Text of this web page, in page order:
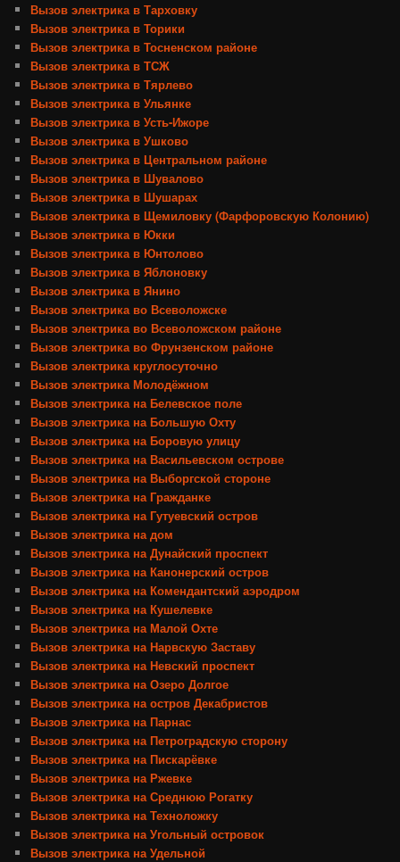
Вызов электрика в Тарховку
Вызов электрика в Торики
Вызов электрика в Тосненском районе
Вызов электрика в ТСЖ
Вызов электрика в Тярлево
Вызов электрика в Ульянке
Вызов электрика в Усть-Ижоре
Вызов электрика в Ушково
Вызов электрика в Центральном районе
Вызов электрика в Шувалово
Вызов электрика в Шушарах
Вызов электрика в Щемиловку (Фарфоровскую Колонию)
Вызов электрика в Юкки
Вызов электрика в Юнтолово
Вызов электрика в Яблоновку
Вызов электрика в Янино
Вызов электрика во Всеволожске
Вызов электрика во Всеволожском районе
Вызов электрика во Фрунзенском районе
Вызов электрика круглосуточно
Вызов электрика Молодёжном
Вызов электрика на Белевское поле
Вызов электрика на Большую Охту
Вызов электрика на Боровую улицу
Вызов электрика на Васильевском острове
Вызов электрика на Выборгской стороне
Вызов электрика на Гражданке
Вызов электрика на Гутуевский остров
Вызов электрика на дом
Вызов электрика на Дунайский проспект
Вызов электрика на Канонерский остров
Вызов электрика на Комендантский аэродром
Вызов электрика на Кушелевке
Вызов электрика на Малой Охте
Вызов электрика на Нарвскую Заставу
Вызов электрика на Невский проспект
Вызов электрика на Озеро Долгое
Вызов электрика на остров Декабристов
Вызов электрика на Парнас
Вызов электрика на Петроградскую сторону
Вызов электрика на Пискарёвке
Вызов электрика на Ржевке
Вызов электрика на Среднюю Рогатку
Вызов электрика на Техноложку
Вызов электрика на Угольный островок
Вызов электрика на Удельной